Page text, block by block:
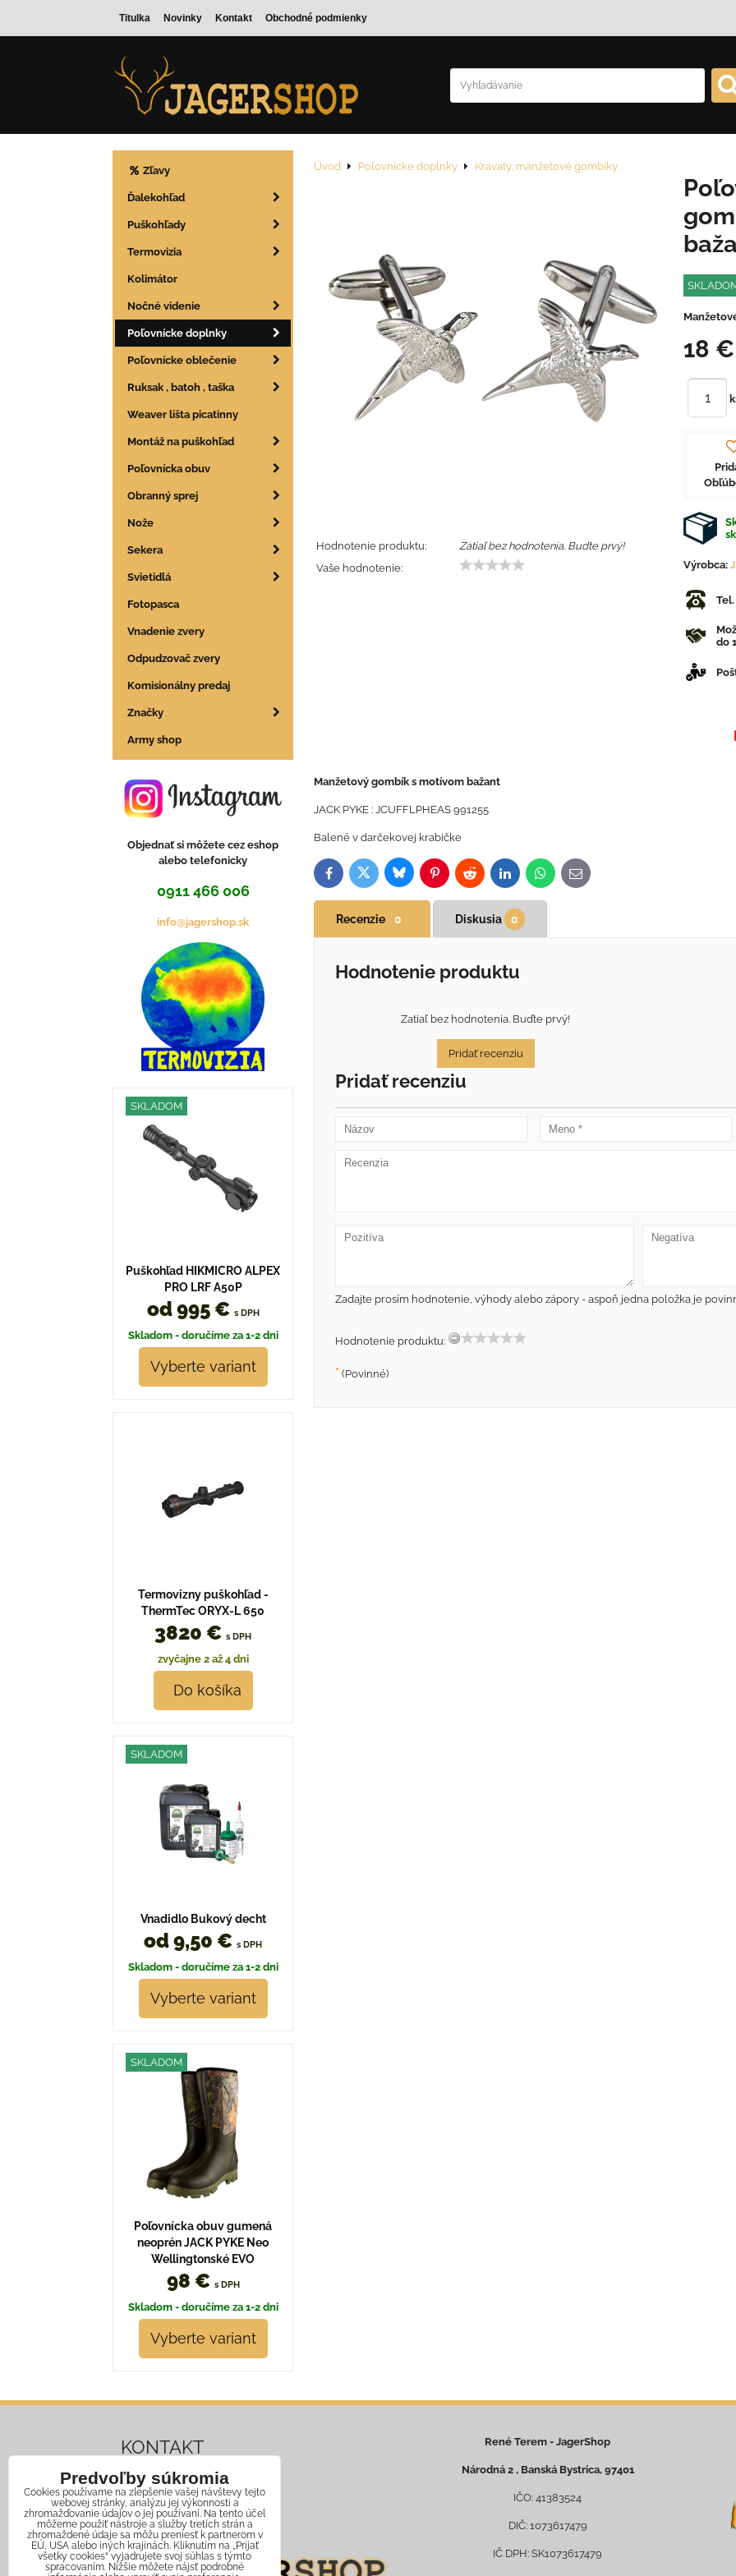
Titulka Novinky Kontakt Obchodné podmienky
Úvod Poľovnícke doplnky Kravaty, manžetové gombíky
Hodnotenie produktu:
Zatiaľ bez hodnotenia. Buďte prvý!
Vaše hodnotenie:
18 €
Výrobca:
do
Manžetový gombík s motívom bažant
JACK PYKE : JCUFFLPHEAS 991255
Balené v darčekovej krabičke
FacebookTwitterBlueskyPinterestReddit LinkedInWhatsApp
E-
mail
Recenzie 0 Diskusia 0
Hodnotenie produktu
Zatiaľ bez hodnotenia. Buďte prvý!
Pridať recenziu
Pridať recenziu
Zadajte prosím hodnotenie, výhody alebo zápory - aspoň jedna položka je
Hodnotenie produktu:
* (Povinné)
Zľavy
Ďalekohľad
Puškohľady
Termovizia
Kolimátor
Nočné videnie
Poľovnícke doplnky
Poľovnícke oblečenie
Ruksak , batoh , taška
Weaver lišta picatinny
Montáž na puškohľad
Poľovnícka obuv
Obranný sprej
Nože
Sekera
Svietidlá
Fotopasca
Vnadenie zvery
Odpudzovač zvery
Komisionálny predaj
Značky
Army shop
Objednať si môžete cez eshop
alebo telefonicky
0911 466 006
info@jagershop.sk
SKLADOM
Puškohľad HIKMICRO ALPEX
PRO LRF A50P
od 995 € s DPH
Skladom - doručíme za 1-2 dni
Vyberte variant
Termovizny puškohľad -
ThermTec ORYX-L 650
3820 € s DPH
zvyčajne 2 až 4 dni
Do košíka
SKLADOM
Vnadidlo Bukový decht
od 9,50 € s DPH
Skladom - doručíme za 1-2 dni
Vyberte variant
SKLADOM
Poľovnícka obuv gumená
neoprén JACK PYKE Neo
Wellingtonské EVO
98 € s DPH
Skladom - doručíme za 1-2 dni
Vyberte variant
KONTAKT
Mobil: +421 911 466 006
Email: info@jagershop.sk
René Terem - JagerShop
Národná 2 , Banská Bystrica, 97401
IČO: 41383524
DIČ: 1073617479
IČ DPH: SK1073617479
Predvoľby súkromia
Cookies používame na zlepšenie vašej návštevy tejto
webovej stránky, analýzu jej výkonnosti a
zhromažďovanie údajov o jej používaní. Na tento účel
môžeme použiť nástroje a služby tretích strán a
zhromaždené údaje sa môžu preniesť k partnerom v
EÚ, USA alebo iných krajinách. Kliknutím na „Prijať
všetky cookies“ vyjadrujete svoj súhlas s týmto
spracovaním. Nižšie môžete nájsť podrobné